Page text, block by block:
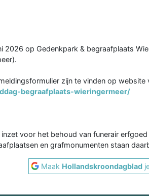
op Gedenkpark & begraafplaats
zijn te vinden op website
begraafplaats-wieringermeer/
voor het behoud van funerair erfgoed
en grafmonumenten staan
Maak Hollandskroondagblad